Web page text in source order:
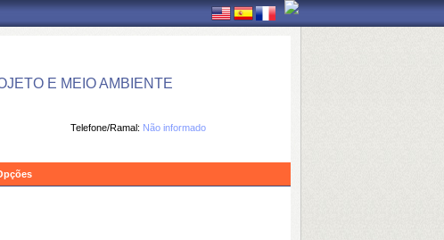
E MEIO AMBIENTE
Telefone/Ramal: Não informado